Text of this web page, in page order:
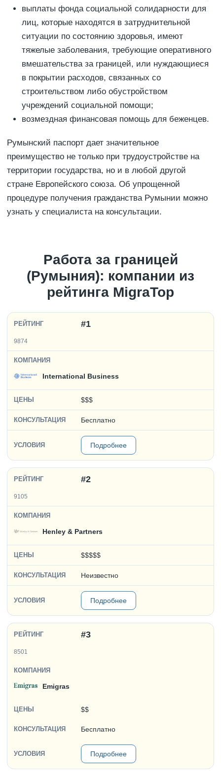
выплаты фонда социальной солидарности для
лиц, которые находятся в затруднительной
ситуации по состоянию здоровья, имеют
тяжелые заболевания, требующие оперативного
вмешательства за границей, или нуждающиеся
в покрытии расходов, связанных со
строительством либо обустройством
учреждений социальной помощи;
возмездная финансовая помощь для беженцев.
Румынский паспорт дает значительное
преимущество не только при трудоустройстве на
территории государства, но и в любой другой
стране Европейского союза. Об упрощенной
процедуре получения гражданства Румынии можно
узнать у специалиста на консультации.
Работа за границей
(Румыния): компании из
рейтинга MigraTop
#1
9874
International Business
$$$
Бесплатно
Подробнее
#2
9105
Henley & Partners
$$$$$
Неизвестно
Подробнее
#3
8501
Emigras
$$
Бесплатно
Подробнее